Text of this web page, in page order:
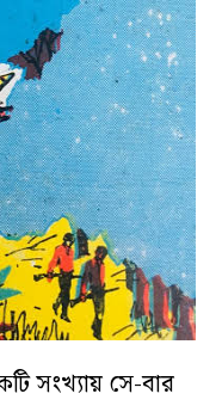
সংখ্যায় সে-বার